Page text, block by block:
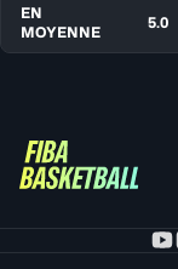
EN
MOYENNE
5.0